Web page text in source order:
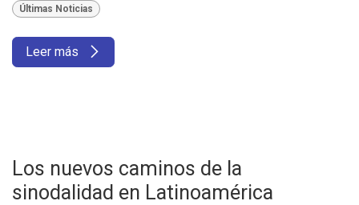
Últimas Noticias
Leer más
Los nuevos caminos de la
sinodalidad en Latinoamérica